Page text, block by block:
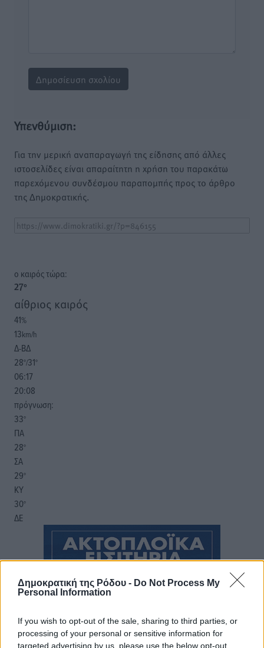
Δημοκρατική της Ρόδου - Do Not Process My
Personal Information
If you wish to opt-out of the sale, sharing to third parties, or
processing of your personal or sensitive information for
targeted advertising by us, please use the below opt-out
Υπενθύμιση:
Για την μερική αναπαραγωγή της είδησης από άλλες
ιστοσελίδες είναι απαραίτητη η χρήση του παρακάτω
παρεχόμενου συνδέσμου παραπομπής προς το άρθρο
της Δημοκρατικής.
o καιρός τώρα:
27°
αίθριος καιρός
41%
13km/h
Δ-ΒΔ
28°/31°
06:17
20:08
πρόγνωση:
33°
ΠΑ
28°
ΣΑ
29°
ΚΥ
30°
ΔΕ